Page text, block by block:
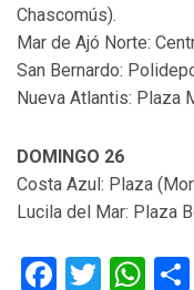
Chascomús).
Mar de Ajó Norte:
San Bernardo:
Nueva Atlantis: Plaza
DOMINGO 26
Costa Azul: Plaza
Lucila del Mar: Plaza
Facebook
Twitter